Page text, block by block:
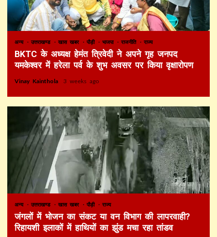
अन्य उत्तराखण्ड खास खबर पौड़ी भाजपा राजनीति राज्य
BKTC के अध्यक्ष हेमंत त्रिवेदी ने अपने गृह जनपद
यमकेश्वर में हरेला पर्व के शुभ अवसर पर किया वृक्षारोपण
Vinay Kainthola 3 weeks ago
अन्य उत्तराखण्ड खास खबर पौड़ी राज्य
जंगलों में भोजन का संकट या वन विभाग की लापरवाही?
रिहायशी इलाकों में हाथियों का झुंड मचा रहा तांडव